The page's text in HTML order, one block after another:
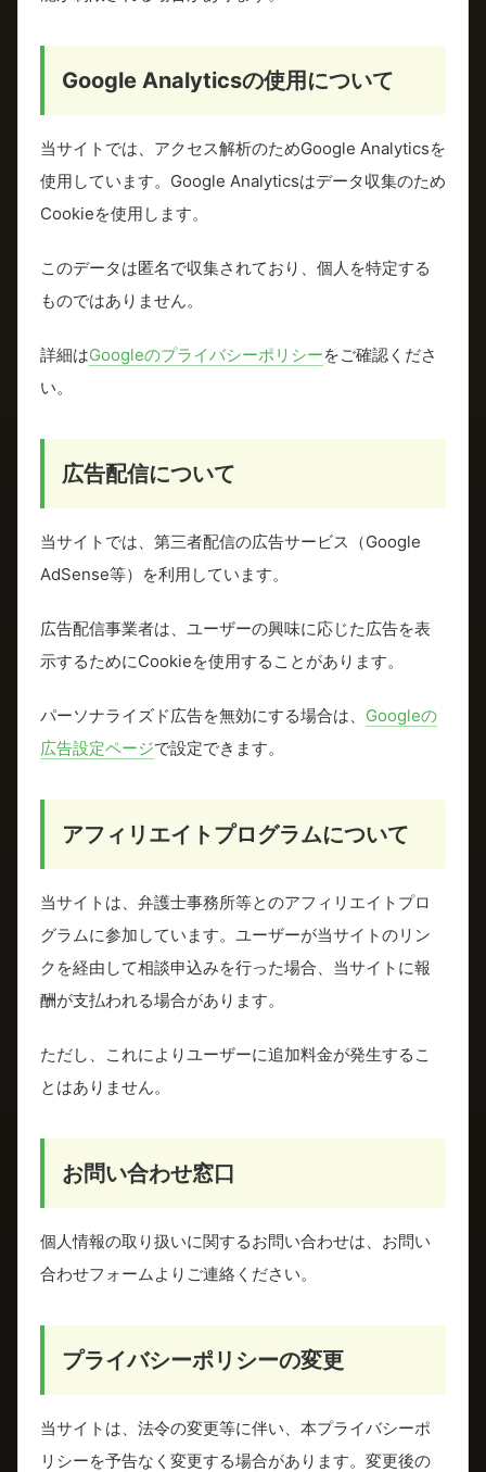
Google Analyticsの使用について
当サイトでは、アクセス解析のためGoogle Analyticsを
使用しています。Google Analyticsはデータ収集のため
Cookieを使用します。
このデータは匿名で収集されており、個人を特定する
ものではありません。
詳細はGoogleのプライバシーポリシーをご確認くださ
い。
広告配信について
当サイトでは、第三者配信の広告サービス（Google
AdSense等）を利用しています。
広告配信事業者は、ユーザーの興味に応じた広告を表
示するためにCookieを使用することがあります。
パーソナライズド広告を無効にする場合は、 Googleの
広告設定ページで設定できます。
アフィリエイトプログラムについて
当サイトは、弁護士事務所等とのアフィリエイトプロ
グラムに参加しています。ユーザーが当サイトのリン
クを経由して相談申込みを行った場合、当サイトに報
酬が支払われる場合があります。
ただし、これによりユーザーに追加料金が発生するこ
とはありません。
お問い合わせ窓口
個人情報の取り扱いに関するお問い合わせは、お問い
合わせフォームよりご連絡ください。
プライバシーポリシーの変更
当サイトは、法令の変更等に伴い、本プライバシーポ
リシーを予告なく変更する場合があります。変更後の